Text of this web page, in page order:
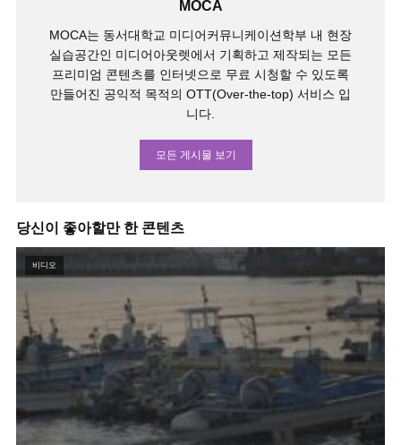
MOCA
MOCA는 동서대학교 미디어커뮤니케이션학부 내 현장
실습공간인 미디어아웃렛에서 기획하고 제작되는 모든
프리미엄 콘텐츠를 인터넷으로 무료 시청할 수 있도록
만들어진 공익적 목적의 OTT(Over-the-top) 서비스 입
니다.
모든 게시물 보기
당신이 좋아할만 한 콘텐츠
비디오